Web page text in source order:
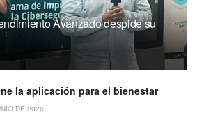
Avanzado despide su
la aplicación para el bienestar
DE 2026